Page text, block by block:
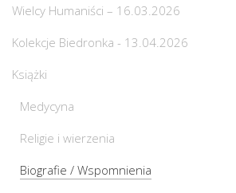
Wielcy Humaniści – 16.03.2026
Kolekcje Biedronka - 13.04.2026
Książki
Medycyna
Religie i wierzenia
Biografie / Wspomnienia